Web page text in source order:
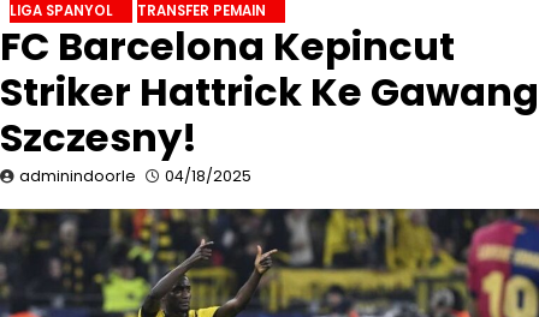
LIGA SPANYOL TRANSFER PEMAIN
FC Barcelona Kepincut
Striker Hattrick Ke Gawang
Szczesny!
adminindoorle 04/18/2025